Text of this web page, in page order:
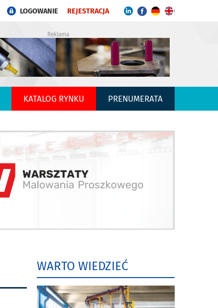
LOGOWANIE REJESTRACJA
Reklama
KATALOG RYNKU PRENUMERATA
WARTO WIEDZIEĆ